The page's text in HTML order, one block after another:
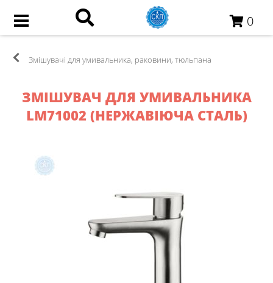
0
Змішувачі для умивальника, раковини, тюльпана
ЗМІШУВАЧ ДЛЯ УМИВАЛЬНИКА
LM71002 (НЕРЖАВІЮЧА СТАЛЬ)